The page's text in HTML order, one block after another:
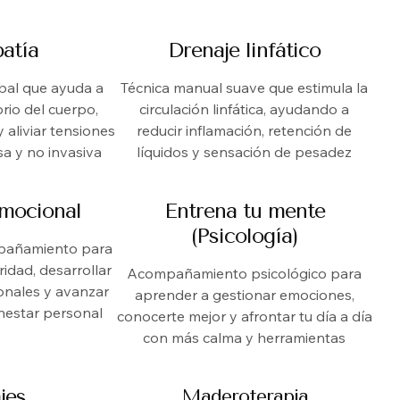
que ayuda a
del cuerpo,
aliviar tensiones
y no invasiva
Drenaje linfático
Técnica manual suave que estimula la
circulación linfática, ayudando a
reducir inflamación, retención de
líquidos y sensación de pesadez
para
desarrollar
y avanzar
personal
Entrena tu mente
(Psicología)
Acompañamiento psicológico para
aprender a gestionar emociones,
conocerte mejor y afrontar tu día a día
con más calma y herramientas